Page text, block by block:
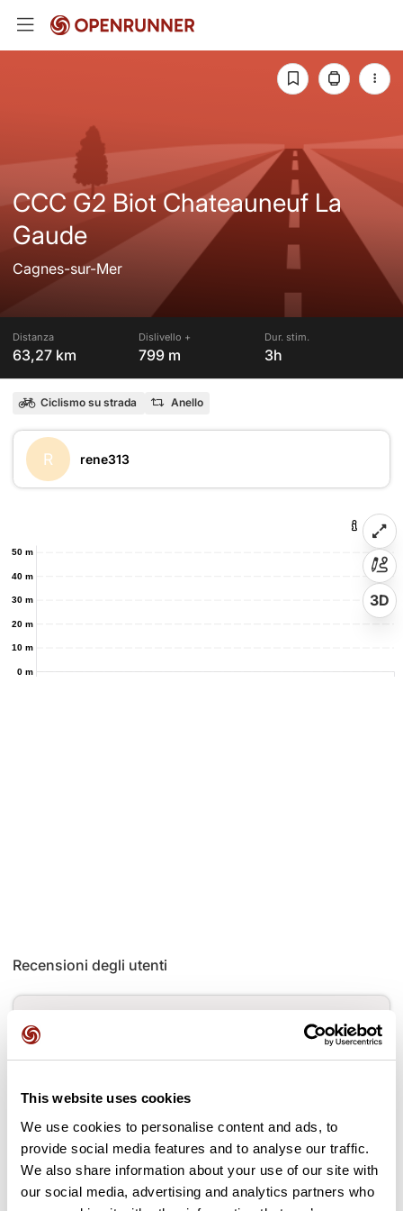
This website uses cookies
We use cookies to personalise content and ads, to
provide social media features and to analyse our traffic.
We also share information about your use of our site with
our social media, advertising and analytics partners who
CCC G2 Biot Chateauneuf La
Gaude
Cagnes-sur-Mer
Distanza
63,27 km
Dislivello +
799 m
Dur. stim.
3h
Ciclismo su strada Anello
R rene313
0 m
10 m
20 m
30 m
40 m
50 m
3D
Recensioni degli utenti
Questo percorso non contiene ancora alcuna recensione.
L'hai già effettuato? Sii il primo a inviare una recensione!